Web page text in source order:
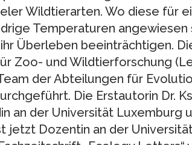
Wildtierarten. Wo diese für
Temperaturen angewiesen
Überleben beeinträchtigen.
Zoo- und Wildtierforschung
der Abteilungen für
Die Erstautorin Dr.
an der Universität Luxemburg
jetzt Dozentin an der